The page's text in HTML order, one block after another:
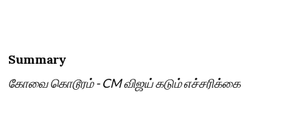
Summary
கோவை கொடூரம் - CM விஜய் கடும் எச்சரிக்கை